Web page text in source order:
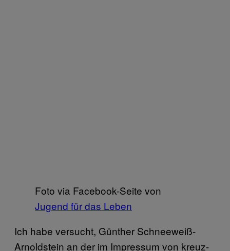
Foto via Facebook-Seite von
Jugend für das Leben
Ich habe versucht, Günther Schneeweiß-
Arnoldstein an der im Impressum von kreuz-